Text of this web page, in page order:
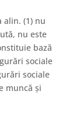
alin. (1) nu
nu este
bază
sociale
sociale
muncă și